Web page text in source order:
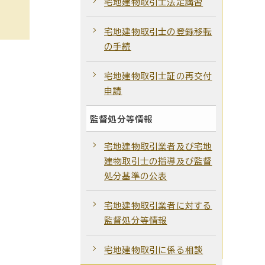
宅地建物取引士法定講習
宅地建物取引士の登録移転
の手続
宅地建物取引士証の再交付
申請
監督処分等情報
宅地建物取引業者及び宅地
建物取引士の指導及び監督
処分基準の公表
宅地建物取引業者に対する
監督処分等情報
宅地建物取引に係る相談